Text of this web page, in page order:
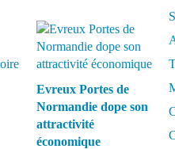
Evreux Portes de
Normandie dope son
attractivité
économique